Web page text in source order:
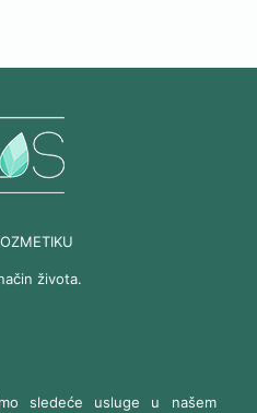
života.
sledeće usluge u našem